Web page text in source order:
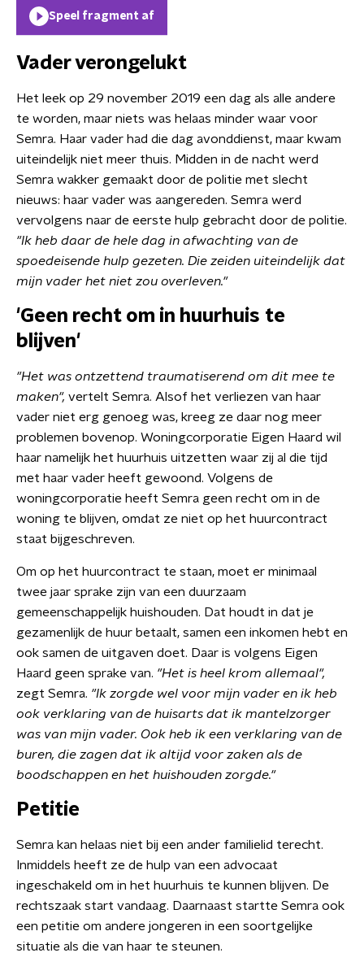
Speel fragment af
Vader verongelukt
Het leek op 29 november 2019 een dag als alle andere
te worden, maar niets was helaas minder waar voor
Semra. Haar vader had die dag avonddienst, maar kwam
uiteindelijk niet meer thuis. Midden in de nacht werd
Semra wakker gemaakt door de politie met slecht
nieuws: haar vader was aangereden. Semra werd
vervolgens naar de eerste hulp gebracht door de politie.
"Ik heb daar de hele dag in afwachting van de
spoedeisende hulp gezeten. Die zeiden uiteindelijk dat
mijn vader het niet zou overleven."
'Geen recht om in huurhuis te
blijven'
"Het was ontzettend traumatiserend om dit mee te
maken", vertelt Semra. Alsof het verliezen van haar
vader niet erg genoeg was, kreeg ze daar nog meer
problemen bovenop. Woningcorporatie Eigen Haard wil
haar namelijk het huurhuis uitzetten waar zij al die tijd
met haar vader heeft gewoond. Volgens de
woningcorporatie heeft Semra geen recht om in de
woning te blijven, omdat ze niet op het huurcontract
staat bijgeschreven.
Om op het huurcontract te staan, moet er minimaal
twee jaar sprake zijn van een duurzaam
gemeenschappelijk huishouden. Dat houdt in dat je
gezamenlijk de huur betaalt, samen een inkomen hebt en
ook samen de uitgaven doet. Daar is volgens Eigen
Haard geen sprake van. "Het is heel krom allemaal",
zegt Semra. "Ik zorgde wel voor mijn vader en ik heb
ook verklaring van de huisarts dat ik mantelzorger
was van mijn vader. Ook heb ik een verklaring van de
buren, die zagen dat ik altijd voor zaken als de
boodschappen en het huishouden zorgde."
Petitie
Semra kan helaas niet bij een ander familielid terecht.
Inmiddels heeft ze de hulp van een advocaat
ingeschakeld om in het huurhuis te kunnen blijven. De
rechtszaak start vandaag. Daarnaast startte Semra ook
een petitie om andere jongeren in een soortgelijke
situatie als die van haar te steunen.